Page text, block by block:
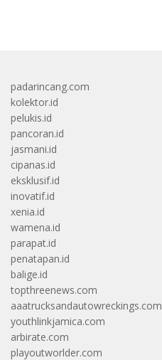
padarincang.com
kolektor.id
pelukis.id
pancoran.id
jasmani.id
cipanas.id
eksklusif.id
inovatif.id
xenia.id
wamena.id
parapat.id
penatapan.id
balige.id
topthreenews.com
aaatrucksandautowreckings.com
youthlinkjamica.com
arbirate.com
playoutworlder.com